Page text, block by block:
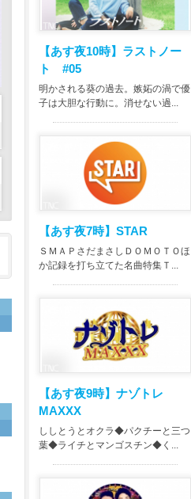
【あす夜10時】 ラストノー
ト #05
明かされる葵の過去。嫉妬の渦で優
子は大胆な行動に。消せない過...
【あす夜7時】 STAR
ＳＭＡＰさだまさしＤＯＭＯＴＯほ
か記録を打ち立てた名曲特集Ｔ...
【あす夜9時】 ナゾトレ
MAXXX
ししとうとオクラ◆パクチーと三つ
葉◆ライチとマンゴスチン◆く...